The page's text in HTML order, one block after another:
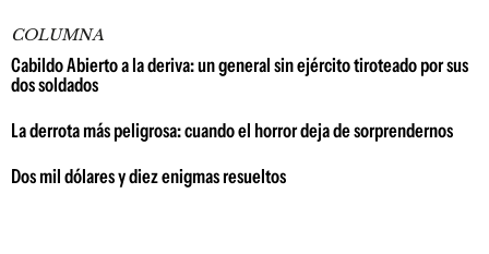
COLUMNA
Cabildo Abierto a la deriva: un general sin ejército tiroteado por sus
dos soldados
La derrota más peligrosa: cuando el horror deja de sorprendernos
Dos mil dólares y diez enigmas resueltos